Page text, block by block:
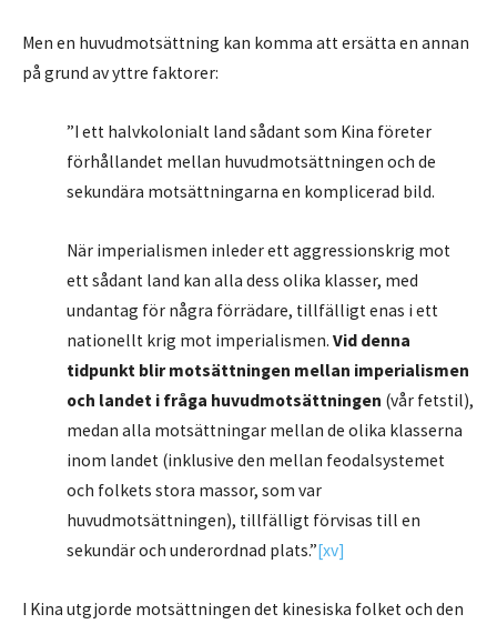
Men en huvudmotsättning kan komma att ersätta en annan
på grund av yttre faktorer:
”I ett halvkolonialt land sådant som Kina företer
förhållandet mellan huvudmotsättningen och de
sekundära motsättningarna en komplicerad bild.
När imperialismen inleder ett aggressionskrig mot
ett sådant land kan alla dess olika klasser, med
undantag för några förrädare, tillfälligt enas i ett
nationellt krig mot imperialismen. Vid denna
tidpunkt blir motsättningen mellan imperialismen
och landet i fråga huvudmotsättningen (vår fetstil),
medan alla motsättningar mellan de olika klasserna
inom landet (inklusive den mellan feodalsystemet
och folkets stora massor, som var
huvudmotsättningen), tillfälligt förvisas till en
sekundär och underordnad plats.”[xv]
I Kina utgjorde motsättningen det kinesiska folket och den